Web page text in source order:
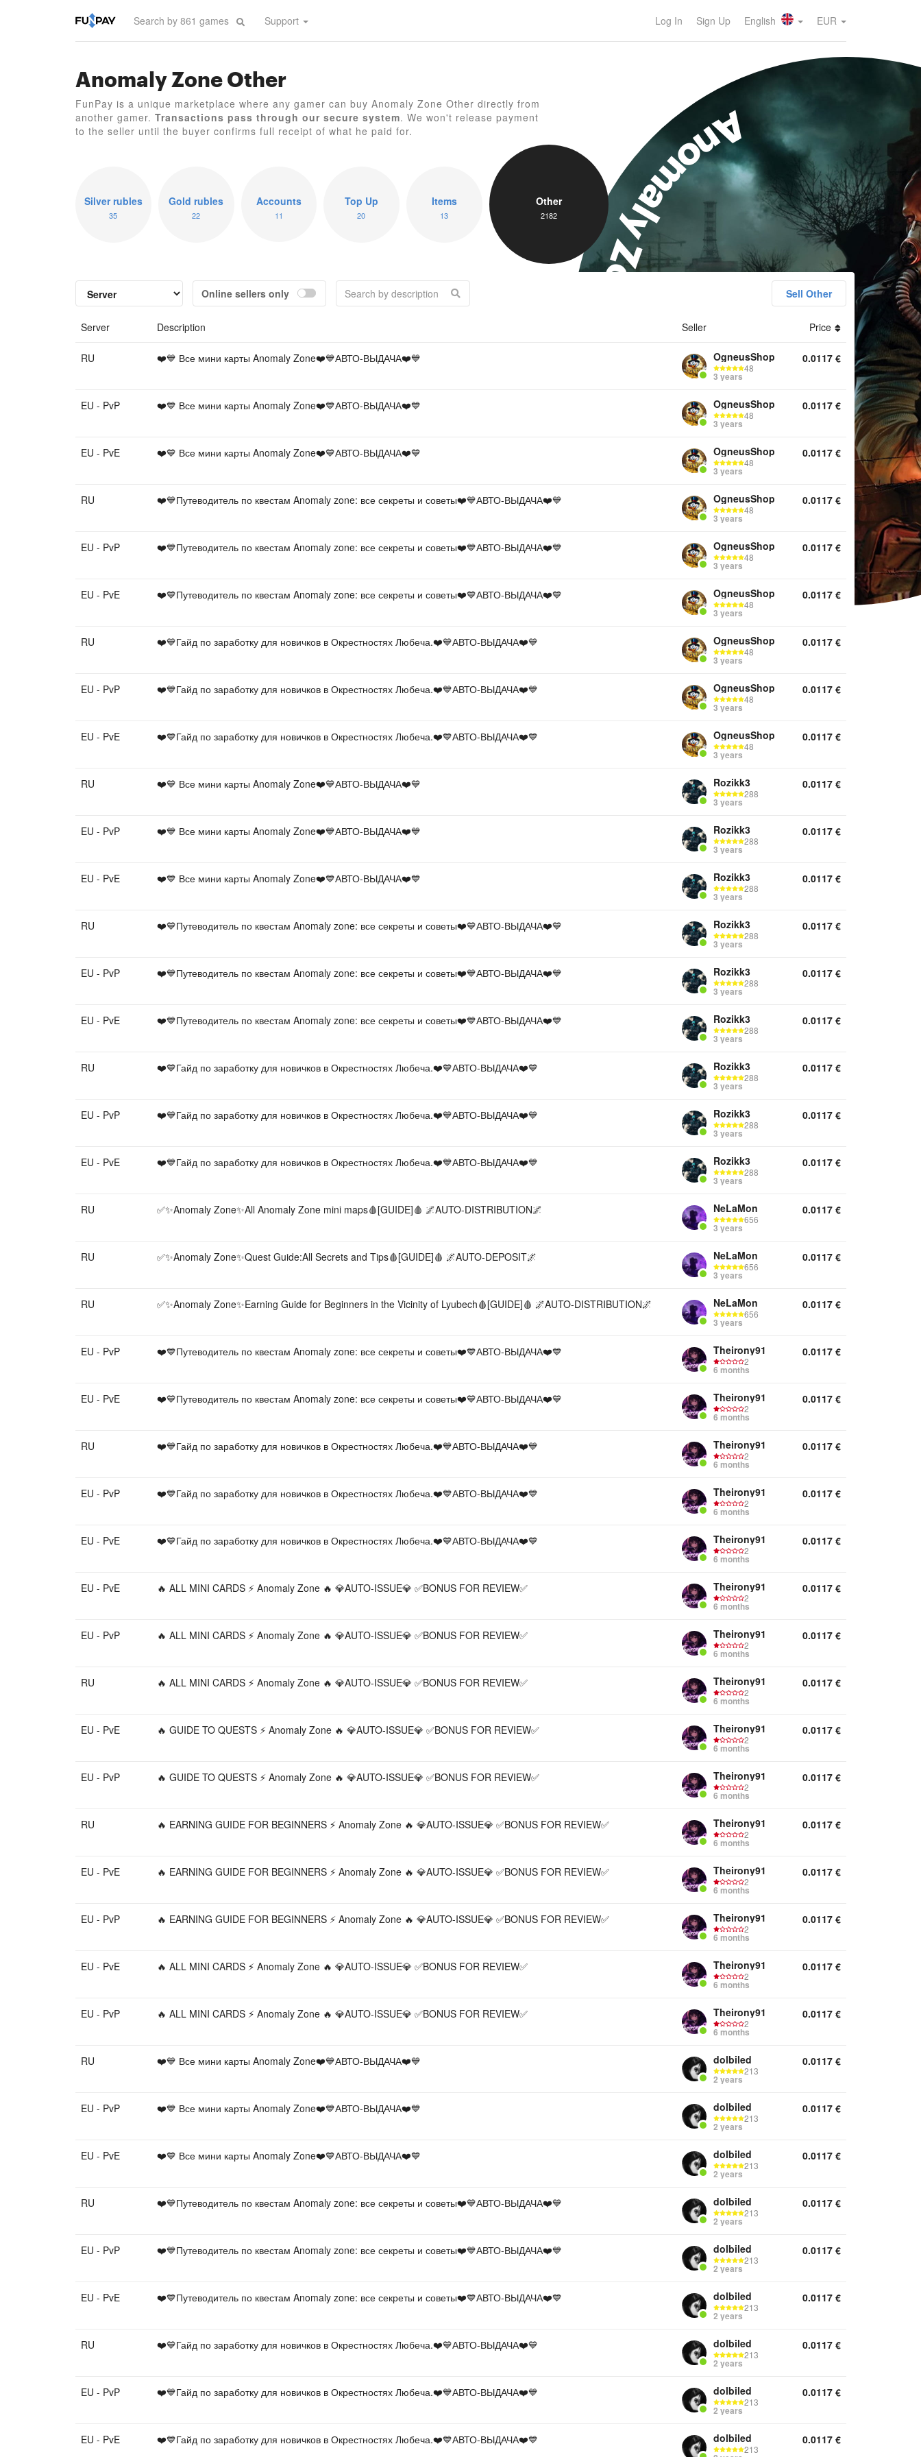
Support Log In Sign Up English EUR
Anomaly Zone Other
FunPay is a unique marketplace where any gamer can buy Anomaly Zone Other directly from
another gamer. Transactions pass through our secure system. We won't release payment
to the seller until the buyer confirms full receipt of what he paid for.
Anomaly Zone
Silver rubles Gold rubles Accounts Top Up Items Other
Silver rubles
35
Gold rubles
22
Accounts
11
Top Up
20
Items
13
Other
2182
Online sellers only Sell Other
Server Description Seller Price
RU ❤️💙 Все мини карты Anomaly Zone❤️💙АВТО-ВЫДАЧА❤️💙 OgneusShop
48
3 years
0.0117 €
EU - PvP ❤️💙 Все мини карты Anomaly Zone❤️💙АВТО-ВЫДАЧА❤️💙 OgneusShop
48
3 years
0.0117 €
EU - PvE ❤️💙 Все мини карты Anomaly Zone❤️💙АВТО-ВЫДАЧА❤️💙 OgneusShop
48
3 years
0.0117 €
RU ❤️💙Путеводитель по квестам Anomaly zone: все секреты и советы❤️💙АВТО-ВЫДАЧА❤️💙 OgneusShop
48
3 years
0.0117 €
EU - PvP ❤️💙Путеводитель по квестам Anomaly zone: все секреты и советы❤️💙АВТО-ВЫДАЧА❤️💙 OgneusShop
48
3 years
0.0117 €
EU - PvE ❤️💙Путеводитель по квестам Anomaly zone: все секреты и советы❤️💙АВТО-ВЫДАЧА❤️💙 OgneusShop
48
3 years
0.0117 €
RU ❤️💙Гайд по заработку для новичков в Окрестностях Любеча.❤️💙АВТО-ВЫДАЧА❤️💙 OgneusShop
48
3 years
0.0117 €
EU - PvP ❤️💙Гайд по заработку для новичков в Окрестностях Любеча.❤️💙АВТО-ВЫДАЧА❤️💙 OgneusShop
48
3 years
0.0117 €
EU - PvE ❤️💙Гайд по заработку для новичков в Окрестностях Любеча.❤️💙АВТО-ВЫДАЧА❤️💙 OgneusShop
48
3 years
0.0117 €
RU ❤️💙 Все мини карты Anomaly Zone❤️💙АВТО-ВЫДАЧА❤️💙 Rozikk3
288
3 years
0.0117 €
EU - PvP ❤️💙 Все мини карты Anomaly Zone❤️💙АВТО-ВЫДАЧА❤️💙 Rozikk3
288
3 years
0.0117 €
EU - PvE ❤️💙 Все мини карты Anomaly Zone❤️💙АВТО-ВЫДАЧА❤️💙 Rozikk3
288
3 years
0.0117 €
RU ❤️💙Путеводитель по квестам Anomaly zone: все секреты и советы❤️💙АВТО-ВЫДАЧА❤️💙 Rozikk3
288
3 years
0.0117 €
EU - PvP ❤️💙Путеводитель по квестам Anomaly zone: все секреты и советы❤️💙АВТО-ВЫДАЧА❤️💙 Rozikk3
288
3 years
0.0117 €
EU - PvE ❤️💙Путеводитель по квестам Anomaly zone: все секреты и советы❤️💙АВТО-ВЫДАЧА❤️💙 Rozikk3
288
3 years
0.0117 €
RU ❤️💙Гайд по заработку для новичков в Окрестностях Любеча.❤️💙АВТО-ВЫДАЧА❤️💙 Rozikk3
288
3 years
0.0117 €
EU - PvP ❤️💙Гайд по заработку для новичков в Окрестностях Любеча.❤️💙АВТО-ВЫДАЧА❤️💙 Rozikk3
288
3 years
0.0117 €
EU - PvE ❤️💙Гайд по заработку для новичков в Окрестностях Любеча.❤️💙АВТО-ВЫДАЧА❤️💙 Rozikk3
288
3 years
0.0117 €
RU ✅✨Anomaly Zone✨All Anomaly Zone mini maps🩸[GUIDE]🩸 🌌AUTO-DISTRIBUTION🌌 NeLaMon
656
3 years
0.0117 €
RU ✅✨Anomaly Zone✨Quest Guide:All Secrets and Tips🩸[GUIDE]🩸 🌌AUTO-DEPOSIT🌌 NeLaMon
656
3 years
0.0117 €
RU ✅✨Anomaly Zone✨Earning Guide for Beginners in the Vicinity of Lyubech🩸[GUIDE]🩸 🌌AUTO-DISTRIBUTION🌌 NeLaMon
656
3 years
0.0117 €
EU - PvP ❤️💙Путеводитель по квестам Anomaly zone: все секреты и советы❤️💙АВТО-ВЫДАЧА❤️💙 Theirony91
2
6 months
0.0117 €
EU - PvE ❤️💙Путеводитель по квестам Anomaly zone: все секреты и советы❤️💙АВТО-ВЫДАЧА❤️💙 Theirony91
2
6 months
0.0117 €
RU ❤️💙Гайд по заработку для новичков в Окрестностях Любеча.❤️💙АВТО-ВЫДАЧА❤️💙 Theirony91
2
6 months
0.0117 €
EU - PvP ❤️💙Гайд по заработку для новичков в Окрестностях Любеча.❤️💙АВТО-ВЫДАЧА❤️💙 Theirony91
2
6 months
0.0117 €
EU - PvE ❤️💙Гайд по заработку для новичков в Окрестностях Любеча.❤️💙АВТО-ВЫДАЧА❤️💙 Theirony91
2
6 months
0.0117 €
EU - PvE 🔥 ALL MINI CARDS ⚡ Anomaly Zone 🔥 💎AUTO-ISSUE💎 ✅BONUS FOR REVIEW✅ Theirony91
2
6 months
0.0117 €
EU - PvP 🔥 ALL MINI CARDS ⚡ Anomaly Zone 🔥 💎AUTO-ISSUE💎 ✅BONUS FOR REVIEW✅ Theirony91
2
6 months
0.0117 €
RU 🔥 ALL MINI CARDS ⚡ Anomaly Zone 🔥 💎AUTO-ISSUE💎 ✅BONUS FOR REVIEW✅ Theirony91
2
6 months
0.0117 €
EU - PvE 🔥 GUIDE TO QUESTS ⚡ Anomaly Zone 🔥 💎AUTO-ISSUE💎 ✅BONUS FOR REVIEW✅ Theirony91
2
6 months
0.0117 €
EU - PvP 🔥 GUIDE TO QUESTS ⚡ Anomaly Zone 🔥 💎AUTO-ISSUE💎 ✅BONUS FOR REVIEW✅ Theirony91
2
6 months
0.0117 €
RU 🔥 EARNING GUIDE FOR BEGINNERS ⚡ Anomaly Zone 🔥 💎AUTO-ISSUE💎 ✅BONUS FOR REVIEW✅ Theirony91
2
6 months
0.0117 €
EU - PvE 🔥 EARNING GUIDE FOR BEGINNERS ⚡ Anomaly Zone 🔥 💎AUTO-ISSUE💎 ✅BONUS FOR REVIEW✅ Theirony91
2
6 months
0.0117 €
EU - PvP 🔥 EARNING GUIDE FOR BEGINNERS ⚡ Anomaly Zone 🔥 💎AUTO-ISSUE💎 ✅BONUS FOR REVIEW✅ Theirony91
2
6 months
0.0117 €
EU - PvE 🔥 ALL MINI CARDS ⚡ Anomaly Zone 🔥 💎AUTO-ISSUE💎 ✅BONUS FOR REVIEW✅ Theirony91
2
6 months
0.0117 €
EU - PvP 🔥 ALL MINI CARDS ⚡ Anomaly Zone 🔥 💎AUTO-ISSUE💎 ✅BONUS FOR REVIEW✅ Theirony91
2
6 months
0.0117 €
RU ❤️💙 Все мини карты Anomaly Zone❤️💙АВТО-ВЫДАЧА❤️💙 dolbiled
213
2 years
0.0117 €
EU - PvP ❤️💙 Все мини карты Anomaly Zone❤️💙АВТО-ВЫДАЧА❤️💙 dolbiled
213
2 years
0.0117 €
EU - PvE ❤️💙 Все мини карты Anomaly Zone❤️💙АВТО-ВЫДАЧА❤️💙 dolbiled
213
2 years
0.0117 €
RU ❤️💙Путеводитель по квестам Anomaly zone: все секреты и советы❤️💙АВТО-ВЫДАЧА❤️💙 dolbiled
213
2 years
0.0117 €
EU - PvP ❤️💙Путеводитель по квестам Anomaly zone: все секреты и советы❤️💙АВТО-ВЫДАЧА❤️💙 dolbiled
213
2 years
0.0117 €
EU - PvE ❤️💙Путеводитель по квестам Anomaly zone: все секреты и советы❤️💙АВТО-ВЫДАЧА❤️💙 dolbiled
213
2 years
0.0117 €
RU ❤️💙Гайд по заработку для новичков в Окрестностях Любеча.❤️💙АВТО-ВЫДАЧА❤️💙 dolbiled
213
2 years
0.0117 €
EU - PvP ❤️💙Гайд по заработку для новичков в Окрестностях Любеча.❤️💙АВТО-ВЫДАЧА❤️💙 dolbiled
213
2 years
0.0117 €
EU - PvE ❤️💙Гайд по заработку для новичков в Окрестностях Любеча.❤️💙АВТО-ВЫДАЧА❤️💙 dolbiled
213
0.0117 €